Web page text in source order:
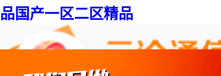
品国产一区二区精品